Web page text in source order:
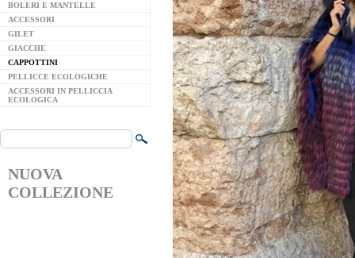
BOLERI E MANTELLE
ACCESSORI
GILET
GIACCHE
CAPPOTTINI
PELLICCE ECOLOGICHE
ACCESSORI IN PELLICCIA
ECOLOGICA
NUOVA
COLLEZIONE